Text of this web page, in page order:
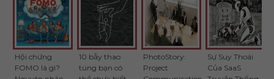
Hội chứng
FOMO là gì?
10 bẫy thao
túng bạn có
PhotoStory:
Project
Sự Suy Thoái
Của SaaS